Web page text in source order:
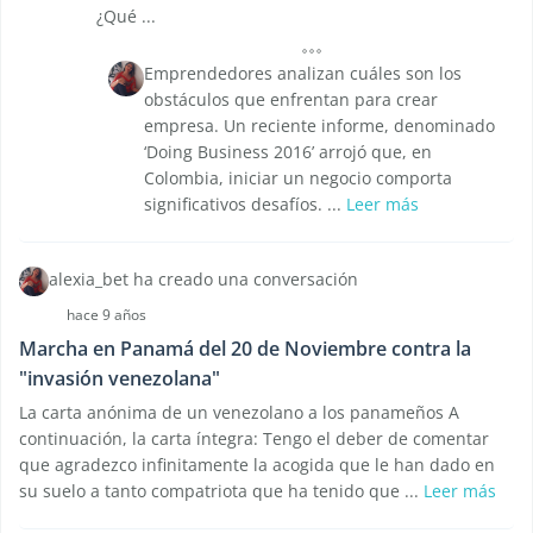
¿Qué ...
Emprendedores analizan cuáles son los
obstáculos que enfrentan para crear
empresa. Un reciente informe, denominado
‘Doing Business 2016’ arrojó que, en
Colombia, iniciar un negocio comporta
significativos desafíos. ... Leer más
alexia_bet ha creado una conversación
hace 9 años
Marcha en Panamá del 20 de Noviembre contra la
"invasión venezolana"
La carta anónima de un venezolano a los panameños A
continuación, la carta íntegra: Tengo el deber de comentar
que agradezco infinitamente la acogida que le han dado en
su suelo a tanto compatriota que ha tenido que ... Leer más